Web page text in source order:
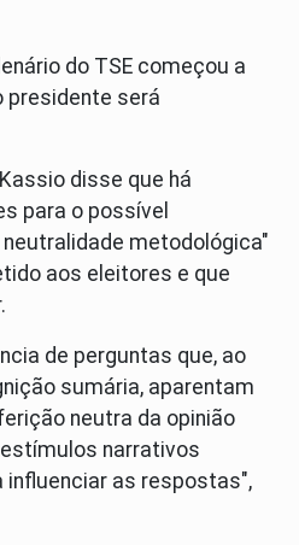
do TSE começou a
presidente será
disse que há
para o possível
metodológica"
aos eleitores e que
de perguntas que, ao
sumária, aparentam
neutra da opinião
narrativos
as respostas",